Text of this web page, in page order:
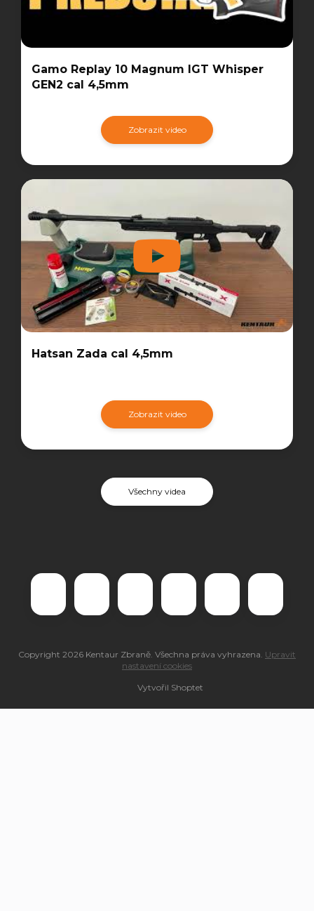
Gamo Replay 10 Magnum IGT Whisper
GEN2 cal 4,5mm
Zobrazit video
Hatsan Zada cal 4,5mm
Zobrazit video
Všechny videa
Vytvořil Shoptet
Copyright 2026 Kentaur Zbraně . Všechna práva vyhrazena. Upravit
nastavení cookies